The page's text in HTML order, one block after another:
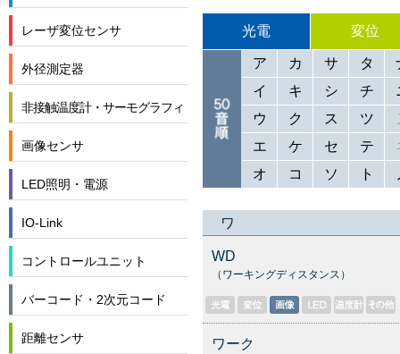
レーザ変位センサ
外径測定器
非接触温度計・サーモグラフィ
画像センサ
LED照明・電源
IO-Link
コントロールユニット
バーコード・2次元コード
距離センサ
光電
変位
ア
カ サ タ
イ
キ シ チ
ウ
ク ス ツ
エ
ケ セ テ
オ
コ ソ ト
ワ
WD
（ワーキングディスタンス）
ワーク